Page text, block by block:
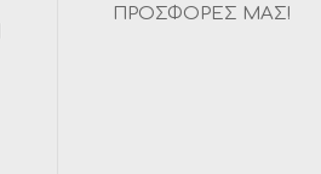
ΠΡΟΣΦΟΡΈΣ ΜΑΣ!